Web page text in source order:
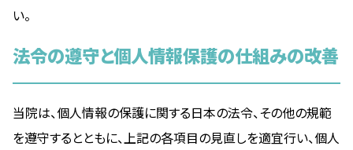
い。
法令の遵守と個人情報保護の仕組みの改善
当院は、個人情報の保護に関する日本の法令、その他の規範
を遵守するとともに、上記の各項目の見直しを適宜行い、個人